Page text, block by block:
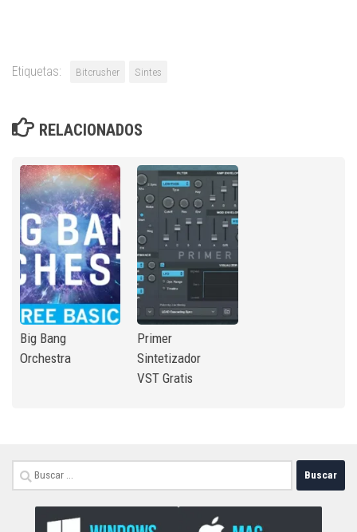
Etiquetas: Bitcrusher Sintes
RELACIONADOS
Big Bang
Orchestra
Primer
Sintetizador
VST Gratis
Buscar: